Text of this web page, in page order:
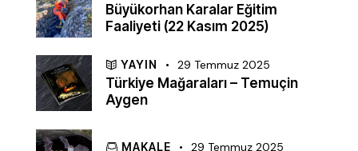
Büyükorhan Karalar Eğitim
Faaliyeti (22 Kasım 2025)
YAYIN 29 Temmuz 2025
Türkiye Mağaraları – Temuçin
Aygen
MAKALE 29 Temmuz 2025